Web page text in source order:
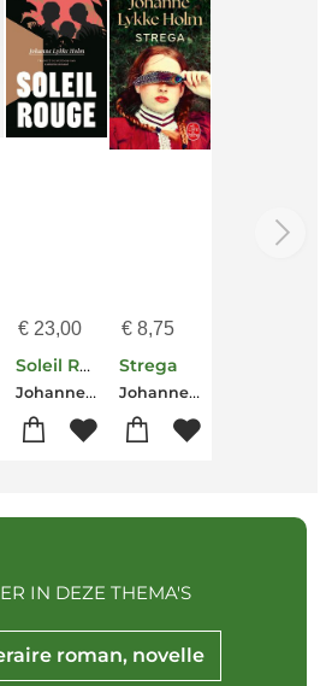
€ 23,00
Soleil Rouge
Johanne Lykke Holm
€ 8,75
Strega
Johanne Lykke Holm
roman, novelle
IN DEZE THEMA'S